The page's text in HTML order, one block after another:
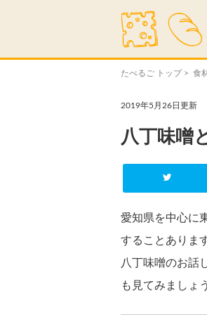
たべるご トップ> 食
2019年5月26日更新
八丁味噌
愛知県を中心に
することありま
八丁味噌のお話
も見てみましょ